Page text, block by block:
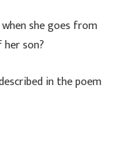
she goes from
son?
in the poem